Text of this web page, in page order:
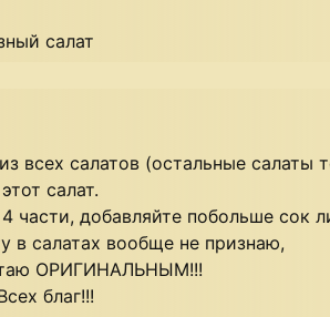
салат
всех салатов (остальные
салат.
части, добавляйте побольше сок
в салатах вообще не признаю,
ОРИГИНАЛЬНЫМ!!!
благ!!!